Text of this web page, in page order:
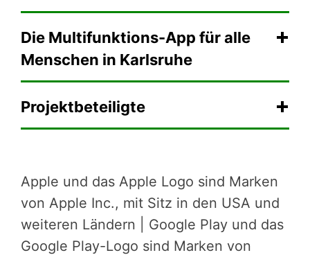
Die Multifunktions-App für alle
Menschen in Karlsruhe
Projektbeteiligte
Apple und das Apple Logo sind Marken
von Apple Inc., mit Sitz in den USA und
weiteren Ländern | Google Play und das
Google ­Play-Logo sind Marken von